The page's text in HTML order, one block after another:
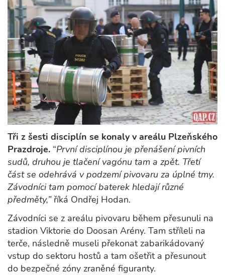
Tři z šesti disciplín se konaly v areálu Plzeňského
Prazdroje. “První disciplínou je přenášení pivních
sudů, druhou je tlačení vagónu tam a zpět. Třetí
část se odehrává v podzemí pivovaru za úplné tmy.
Závodníci tam pomocí baterek hledají různé
předměty,” říká Ondřej Hodan.
Závodníci se z areálu pivovaru během přesunuli na
stadion Viktorie do Doosan Arény. Tam stříleli na
terče, následně museli překonat zabarikádovaný
vstup do sektoru hostů a tam ošetřit a přesunout
do bezpečné zóny zraněné figuranty.